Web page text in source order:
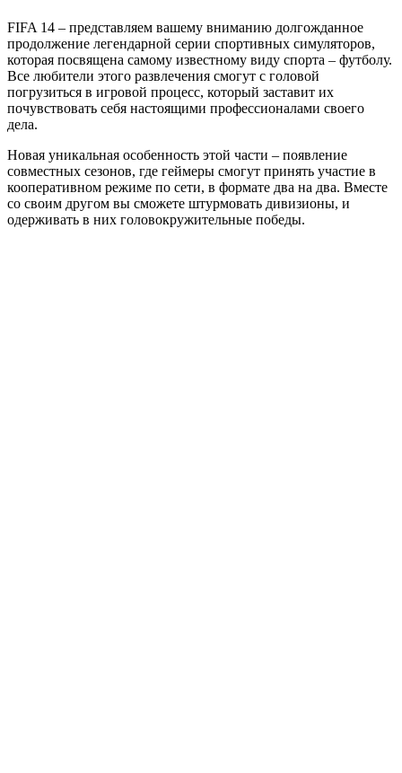
FIFA 14 – представляем вашему вниманию долгожданное
продолжение легендарной серии спортивных симуляторов,
которая посвящена самому известному виду спорта – футболу.
Все любители этого развлечения смогут с головой
погрузиться в игровой процесс, который заставит их
почувствовать себя настоящими профессионалами своего
дела.
Новая уникальная особенность этой части – появление
совместных сезонов, где геймеры смогут принять участие в
кооперативном режиме по сети, в формате два на два. Вместе
со своим другом вы сможете штурмовать дивизионы, и
одерживать в них головокружительные победы.